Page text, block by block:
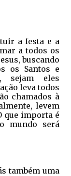
a festa e a
a todos os
buscando
os Santos e
sejam eles
leva todos
chamados à
levem
que importa é
mundo será
também uma